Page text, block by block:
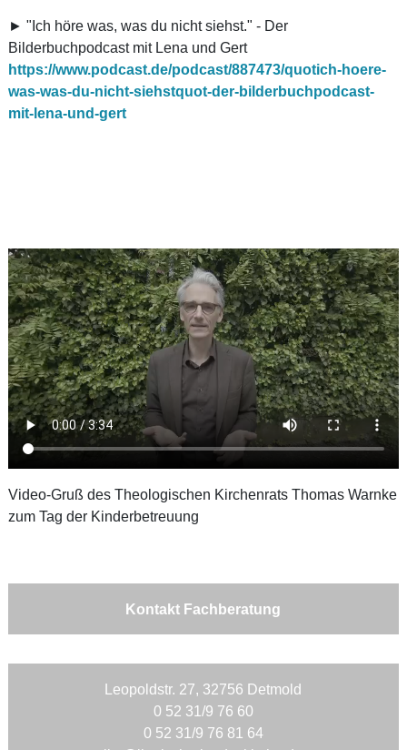
► "Ich höre was, was du nicht siehst." - Der
Bilderbuchpodcast mit Lena und Gert
https://www.podcast.de/podcast/887473/quotich-hoere-
was-was-du-nicht-siehstquot-der-bilderbuchpodcast-
mit-lena-und-gert
Video-Gruß des Theologischen Kirchenrats Thomas Warnke
zum Tag der Kinderbetreuung
Kontakt Fachberatung
Leopoldstr. 27, 32756 Detmold
0 52 31/9 76 60
0 52 31/9 76 81 64